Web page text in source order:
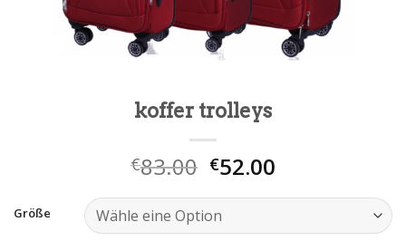
koffer trolleys
€83.00 €52.00
Größe